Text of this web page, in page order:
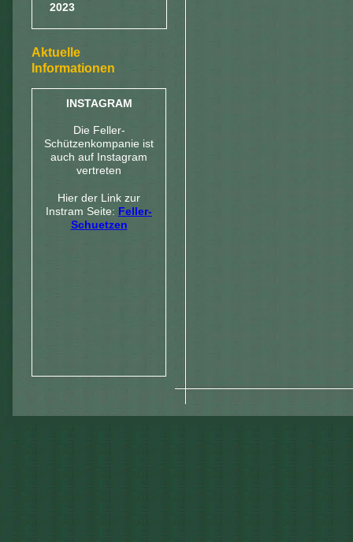
2023
Aktuelle
Informationen
INSTAGRAM
Die Feller-
Schützenkompanie ist
auch auf Instagram
vertreten
Hier der Link zur
Instram Seite: Feller-
Schuetzen